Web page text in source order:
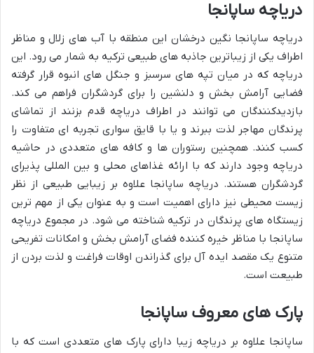
دریاچه ساپانجا
دریاچه ساپانجا نگین درخشان این منطقه با آب های زلال و مناظر
اطراف یکی از زیباترین جاذبه های طبیعی ترکیه به شمار می رود. این
دریاچه که در میان تپه های سرسبز و جنگل های انبوه قرار گرفته
فضایی آرامش بخش و دلنشین را برای گردشگران فراهم می کند.
بازدیدکنندگان می توانند در اطراف دریاچه قدم بزنند از تماشای
پرندگان مهاجر لذت ببرند و یا با قایق سواری تجربه ای متفاوت را
کسب کنند. همچنین رستوران ها و کافه های متعددی در حاشیه
دریاچه وجود دارند که با ارائه غذاهای محلی و بین المللی پذیرای
گردشگران هستند. دریاچه ساپانجا علاوه بر زیبایی طبیعی از نظر
زیست محیطی نیز دارای اهمیت است و به عنوان یکی از مهم ترین
زیستگاه های پرندگان در ترکیه شناخته می شود. در مجموع دریاچه
ساپانجا با مناظر خیره کننده فضای آرامش بخش و امکانات تفریحی
متنوع یک مقصد ایده آل برای گذراندن اوقات فراغت و لذت بردن از
طبیعت است.
پارک های معروف ساپانجا
ساپانجا علاوه بر دریاچه زیبا دارای پارک های متعددی است که با